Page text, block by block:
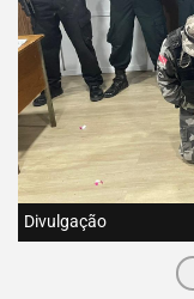
Divulgação